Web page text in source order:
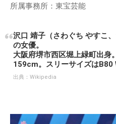
所属事務所：東宝芸能
沢口 靖子（さわぐち やすこ
の女優。
大阪府堺市西区堀上緑町出身
159cm。スリーサイズはB80
出典： Wikipedia